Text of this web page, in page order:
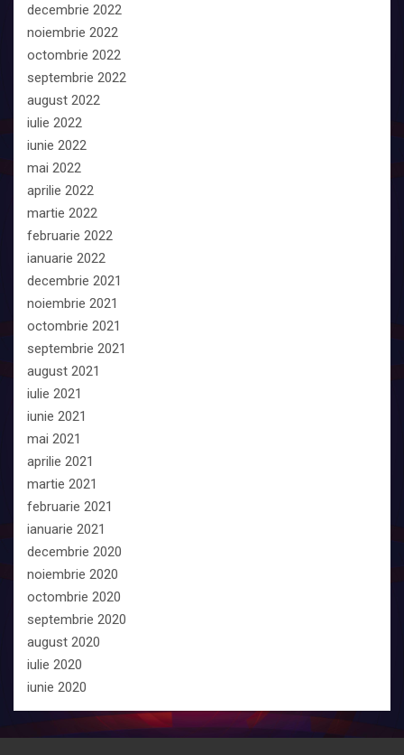
decembrie 2022
noiembrie 2022
octombrie 2022
septembrie 2022
august 2022
iulie 2022
iunie 2022
mai 2022
aprilie 2022
martie 2022
februarie 2022
ianuarie 2022
decembrie 2021
noiembrie 2021
octombrie 2021
septembrie 2021
august 2021
iulie 2021
iunie 2021
mai 2021
aprilie 2021
martie 2021
februarie 2021
ianuarie 2021
decembrie 2020
noiembrie 2020
octombrie 2020
septembrie 2020
august 2020
iulie 2020
iunie 2020